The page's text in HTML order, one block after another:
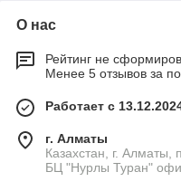
О нас
Рейтинг не
Менее 5 отзывов за
Работает с
г. Алматы
Казахстан, г. Алматы,
БЦ "Нурлы Туран"